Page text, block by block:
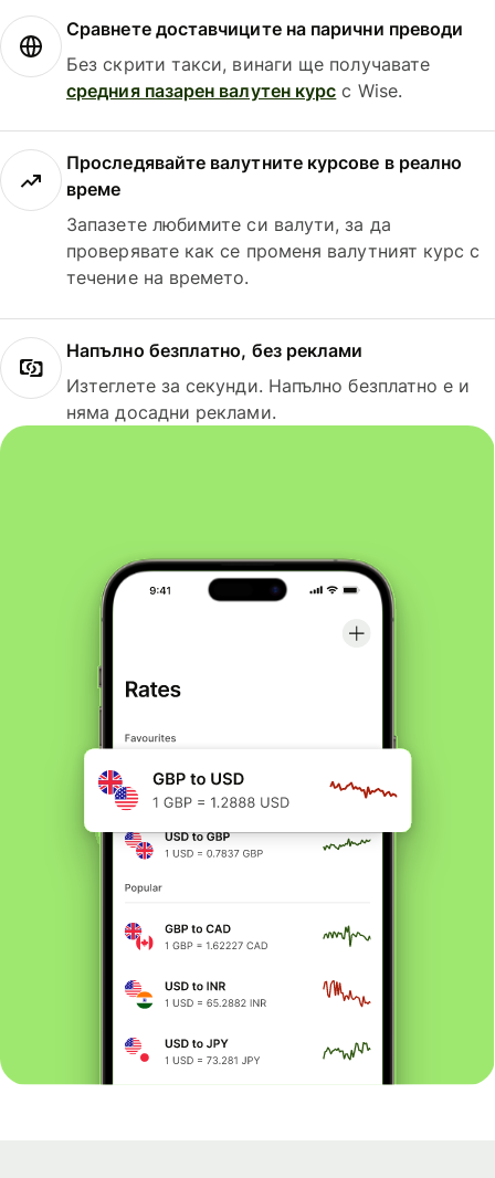
Сравнете доставчиците на парични преводи
Без скрити такси, винаги ще получавате
средния пазарен валутен курс с Wise.
Проследявайте валутните курсове в реално
време
Запазете любимите си валути, за да
проверявате как се променя валутният курс с
течение на времето.
Напълно безплатно, без реклами
Изтеглете за секунди. Напълно безплатно е и
няма досадни реклами.